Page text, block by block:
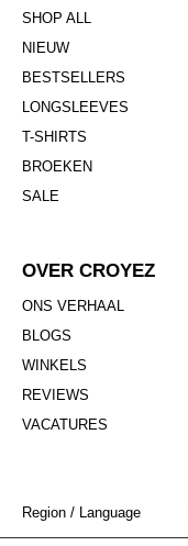
SHOP ALL
NIEUW
BESTSELLERS
LONGSLEEVES
T-SHIRTS
BROEKEN
SALE
OVER CROYEZ
ONS VERHAAL
BLOGS
WINKELS
REVIEWS
VACATURES
Region / Language